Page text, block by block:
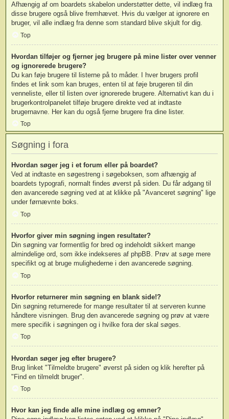
Afhængig af om boardets skabelon understøtter dette, vil indlæg fra
disse brugere også blive fremhævet. Hvis du vælger at ignorere en
bruger, vil alle indlæg fra denne som standard blive skjult for dig.
Top
Hvordan tilføjer og fjerner jeg brugere på mine lister over venner
og ignorerede brugere?
Du kan føje brugere til listerne på to måder. I hver brugers profil
findes et link som kan bruges, enten til at føje brugeren til din
venneliste, eller til listen over ignorerede brugere. Alternativt kan du i
brugerkontrolpanelet tilføje brugere direkte ved at indtaste
brugernavne. Her kan du også fjerne brugere fra dine lister.
Top
Søgning i fora
Hvordan søger jeg i et forum eller på boardet?
Ved at indtaste en søgestreng i søgeboksen, som afhængig af
boardets typografi, normalt findes øverst på siden. Du får adgang til
den avancerede søgning ved at at klikke på "Avanceret søgning" lige
under førnævnte boks.
Top
Hvorfor giver min søgning ingen resultater?
Din søgning var formentlig for bred og indeholdt sikkert mange
almindelige ord, som ikke indekseres af phpBB. Prøv at søge mere
specifikt og at bruge mulighederne i den avancerede søgning.
Top
Hvorfor returnerer min søgning en blank side!?
Din søgning returnerede for mange resultater til at serveren kunne
håndtere visningen. Brug den avancerede søgning og prøv at være
mere specifik i søgningen og i hvilke fora der skal søges.
Top
Hvordan søger jeg efter brugere?
Brug linket "Tilmeldte brugere" øverst på siden og klik herefter på
"Find en tilmeldt bruger".
Top
Hvor kan jeg finde alle mine indlæg og emner?